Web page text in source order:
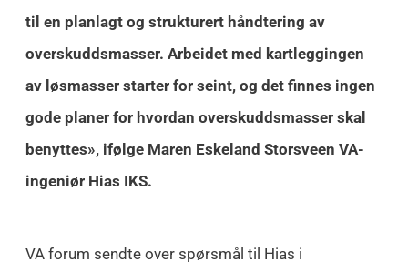
til en planlagt og strukturert håndtering av
overskuddsmasser. Arbeidet med kartleggingen
av løsmasser starter for seint, og det finnes ingen
gode planer for hvordan overskuddsmasser skal
benyttes», ifølge Maren Eskeland Storsveen VA-
ingeniør Hias IKS.
VA forum sendte over spørsmål til Hias i